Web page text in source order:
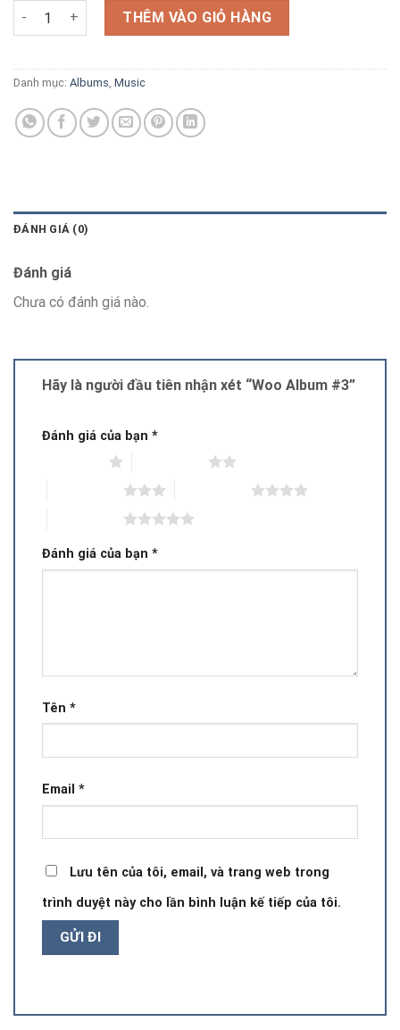
Woo Album #3 số lượngTHÊM VÀO GIỎ HÀNG
Danh mục: Albums Music
ĐÁNH GIÁ (0)
Đánh giá
Chưa có đánh giá nào.
Hãy là người đầu tiên nhận xét “Woo Album #3”
Đánh giá của bạn *
Đánh giá của bạn *
Tên *
Email *
Lưu tên của tôi, email, và trang web trong
trình duyệt này cho lần bình luận kế tiếp của tôi.